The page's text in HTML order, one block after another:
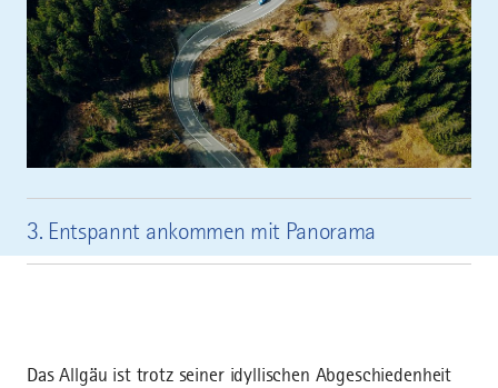
3. Entspannt ankommen mit Panorama
Das Allgäu ist trotz seiner idyllischen Abgeschiedenheit